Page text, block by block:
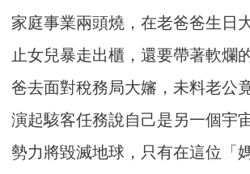
家庭事業兩頭燒，在老爸爸生日
止女兒暴走出櫃，還要帶著軟爛
爸去面對稅務局大嬸，未料老公
演起駭客任務說自己是另一個宇
勢力將毀滅地球，只有在這位「